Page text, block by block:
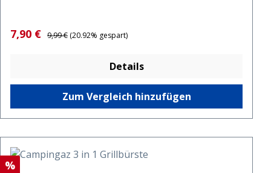
Verkaufspreis:
7,90 € Regulärer Preis:
9,99 € (20.92% gespart)
Details
Zum Vergleich hinzufügen
Rabatt
%